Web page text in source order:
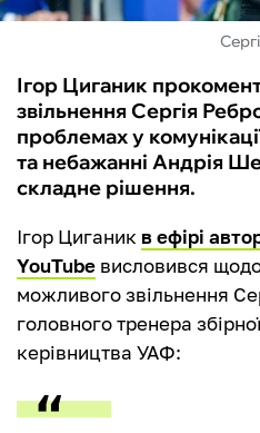
Ігор Циганик
звільнення Сергія
проблемах у
та небажанні Андрія
складне рішення.
Ігор Циганик в ефірі
YouTube висловився
можливого звільнення
головного тренера
керівництва УАФ: